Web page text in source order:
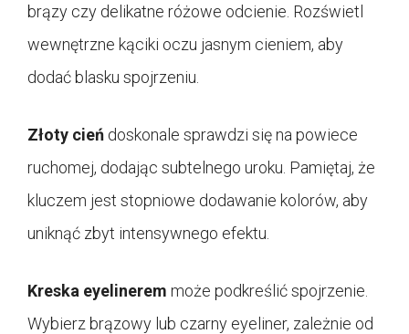
brązy czy delikatne różowe odcienie. Rozświetl
wewnętrzne kąciki oczu jasnym cieniem, aby
dodać blasku spojrzeniu.
Złoty cień doskonale sprawdzi się na powiece
ruchomej, dodając subtelnego uroku. Pamiętaj, że
kluczem jest stopniowe dodawanie kolorów, aby
uniknąć zbyt intensywnego efektu.
Kreska eyelinerem może podkreślić spojrzenie.
Wybierz brązowy lub czarny eyeliner, zależnie od